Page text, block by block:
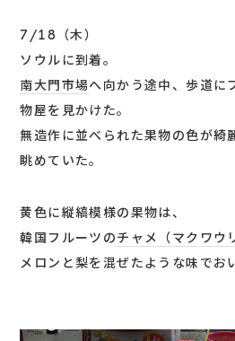
7/18（木）
ソウルに到着。
南大門市場へ向かう途中、歩道に
物屋を見かけた。
無造作に並べられた果物の色が綺
眺めていた。
黄色に縦縞模様の果物は、
韓国フルーツのチャメ（マクワウ
メロンと梨を混ぜたような味でお